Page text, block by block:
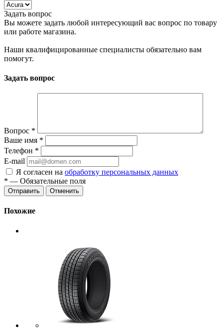
Задать вопрос
Вы можете задать любой интересующий вас вопрос по товару
или работе магазина.
Наши квалифицированные специалисты обязательно вам
помогут.
Задать вопрос
Вопрос *
Ваше имя *
Телефон *
E-mail
Я согласен на обработку персональных данных
* — Обязательные поля
Отменить
Похожие